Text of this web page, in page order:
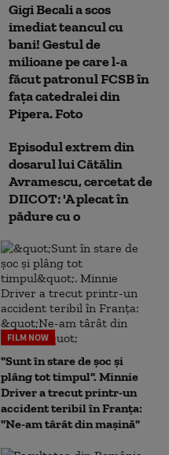
Gigi Becali a scos
imediat teancul cu
bani! Gestul de
milioane pe care l-a
făcut patronul FCSB în
fața catedralei din
Pipera. Foto
Episodul extrem din
dosarul lui Cătălin
Avramescu, cercetat de
DIICOT: 'A plecat în
pădure cu o
FILM NOW
"Sunt în stare de șoc și
plâng tot timpul". Minnie
Driver a trecut printr-un
accident teribil în Franța:
"Ne-am târât din mașină"